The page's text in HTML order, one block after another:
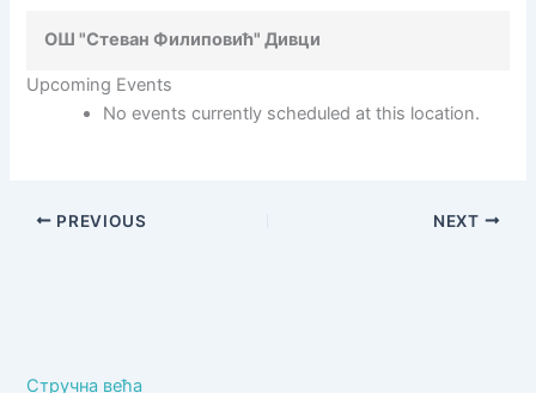
ОШ "Стеван Филиповић" Дивци
Upcoming Events
No events currently scheduled at this location.
PREVIOUS NEXT
Стручна већа